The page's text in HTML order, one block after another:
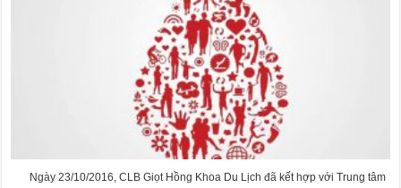
một
cuộc
đời
ở
lại”
Ngày 23/10/2016, CLB Giọt Hồng Khoa Du Lịch đã kết hợp với Trung tâm